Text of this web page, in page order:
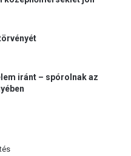
iránt – spórolnak az